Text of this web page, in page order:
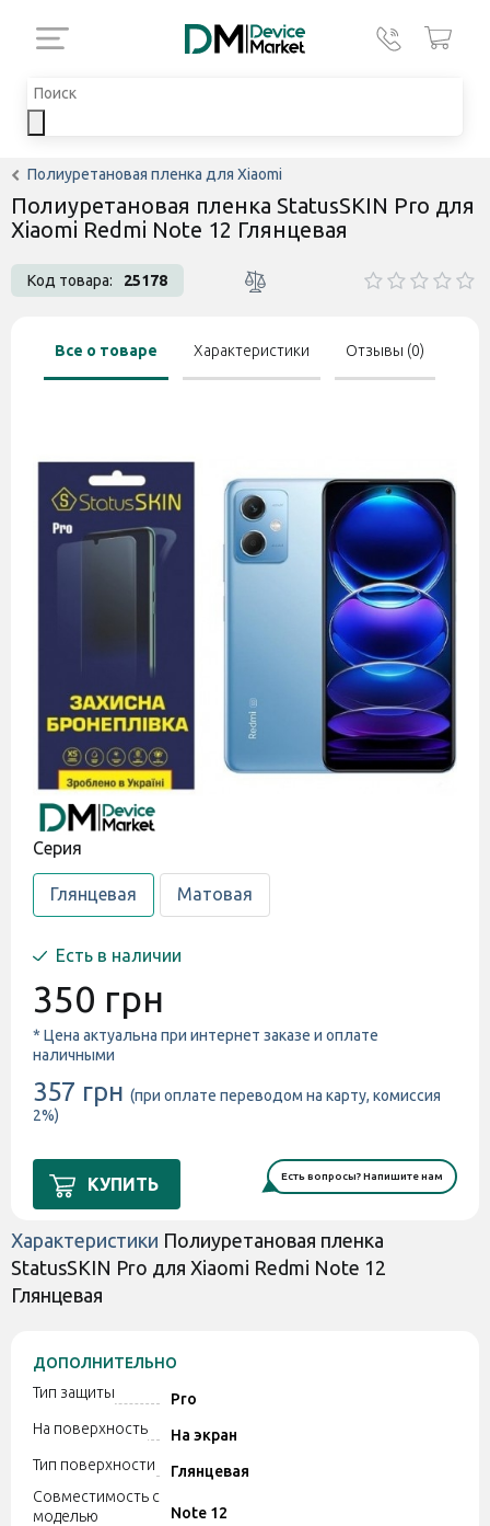
Полиуретановая пленка для Xiaomi
Полиуретановая пленка StatusSKIN Pro для
Xiaomi Redmi Note 12 Глянцевая
Код товара: 25178
Все о товаре Характеристики Отзывы (0)
Cерия
Глянцевая Матовая
Есть в наличии
350 грн
* Цена актуальна при интернет заказе и оплате
наличными
357 грн (при оплате переводом на карту, комиссия
2%)
КУПИТЬ Есть вопросы? Напишите нам
Характеристики Полиуретановая пленка
StatusSKIN Pro для Xiaomi Redmi Note 12
Глянцевая
ДОПОЛНИТЕЛЬНО
Тип защиты
Pro
На поверхность
На экран
Тип поверхности
Глянцевая
Совместимость с
моделью
Note 12